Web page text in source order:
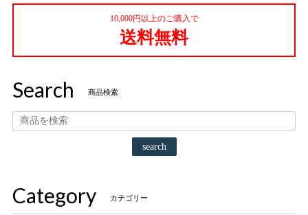
10,000円以上のご購入で
送料無料
Search 商品検索
search
Category カテゴリー